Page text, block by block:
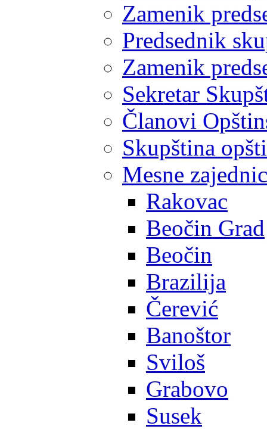
Zamenik
Predsednik
Zamenik
Sekretar
Članovi
Skupština
Mesne
Rakovac
Beočin Grad
Beočin
Brazilija
Čerević
Banoštor
Sviloš
Grabovo
Susek